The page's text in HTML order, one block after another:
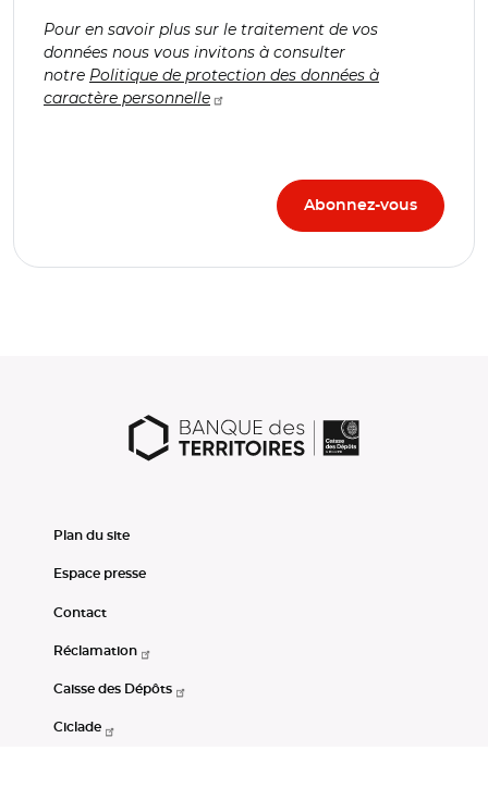
Pour en savoir plus sur le traitement de vos
données nous vous invitons à consulter
notre Politique de protection des données à
caractère personnelle
Plan du site
Espace presse
Contact
Réclamation
Caisse des Dépôts
Ciclade